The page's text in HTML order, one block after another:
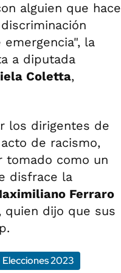
alguien que hace
la
a diputada
Coletta,
los dirigentes de
de racismo,
tomado como un
disfrace la
Ferraro
quien dijo que sus
Elecciones 2023